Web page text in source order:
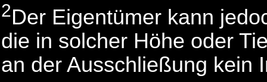
2Der Eigentümer kann
die in solcher Höhe oder
an der Ausschließung kein